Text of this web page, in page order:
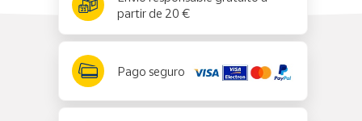
partir de 20 €
Pago seguro